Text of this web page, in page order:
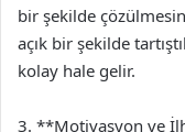
bir şekilde
açık bir şekilde
kolay hale gelir.
3. **Motivasyon ve